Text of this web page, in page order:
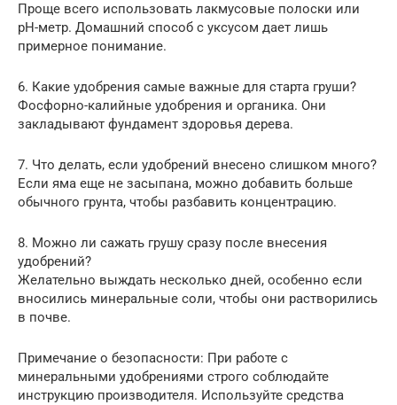
Проще всего использовать лакмусовые полоски или
pH-метр. Домашний способ с уксусом дает лишь
примерное понимание.
6. Какие удобрения самые важные для старта груши?
Фосфорно-калийные удобрения и органика. Они
закладывают фундамент здоровья дерева.
7. Что делать, если удобрений внесено слишком много?
Если яма еще не засыпана, можно добавить больше
обычного грунта, чтобы разбавить концентрацию.
8. Можно ли сажать грушу сразу после внесения
удобрений?
Желательно выждать несколько дней, особенно если
вносились минеральные соли, чтобы они растворились
в почве.
Примечание о безопасности: При работе с
минеральными удобрениями строго соблюдайте
инструкцию производителя. Используйте средства